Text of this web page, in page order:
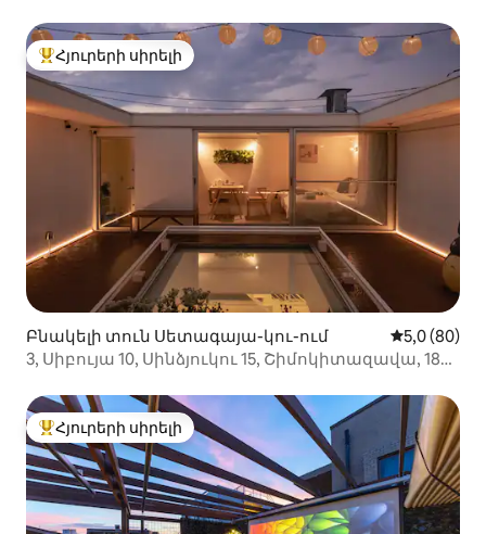
Հյուրերի սիրելի լավագույն տները
Հյուրերի սիրելի
Բնակելի տուն Սետագայա-կու-ում Միջին
5,0 (80)
3, Սիբույա 10, Սինձյուկու 15, Շիմոկիտազավա, 186
Հյուրերի սիրելի լավագույն տները
Հյուրերի սիրելի